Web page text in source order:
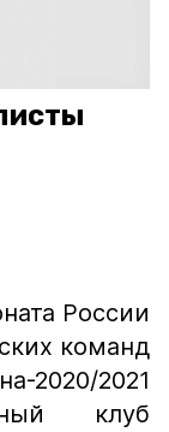
России
команд
2021
клуб